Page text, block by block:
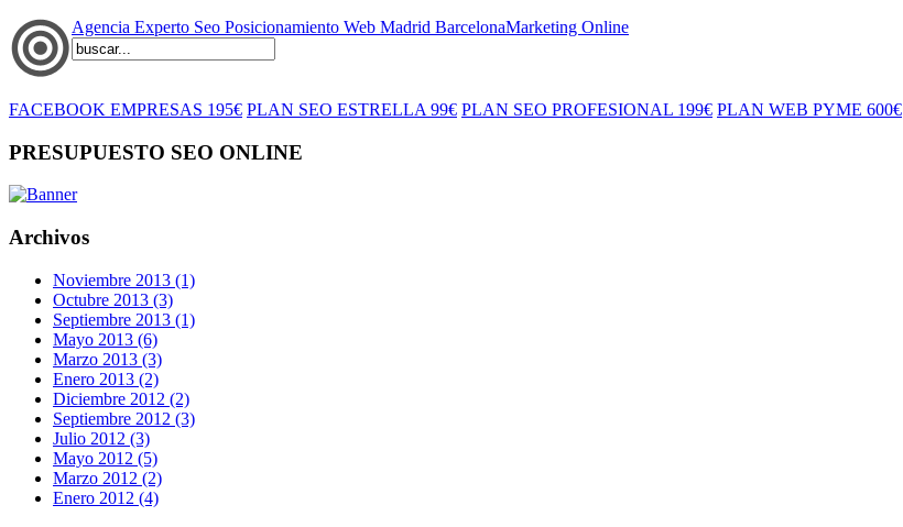
Agencia Experto Seo Posicionamiento Web Madrid BarcelonaMarketing Online
FACEBOOK EMPRESAS 195€ PLAN SEO ESTRELLA 99€ PLAN SEO PROFESIONAL 199€ PLAN WEB PYME 600€
PRESUPUESTO SEO ONLINE
Archivos
Noviembre 2013 (1)
Octubre 2013 (3)
Septiembre 2013 (1)
Mayo 2013 (6)
Marzo 2013 (3)
Enero 2013 (2)
Diciembre 2012 (2)
Septiembre 2012 (3)
Julio 2012 (3)
Mayo 2012 (5)
Marzo 2012 (2)
Enero 2012 (4)